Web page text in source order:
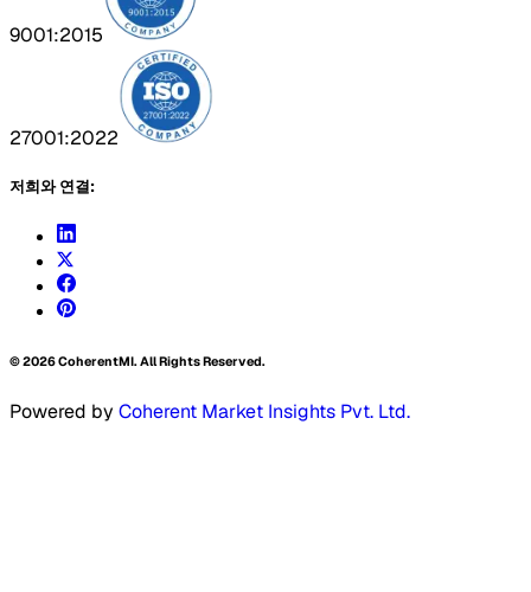
9001:2015
27001:2022
저희와 연결:
©2026CoherentMI. All Rights Reserved.
Powered by Coherent Market Insights Pvt. Ltd.